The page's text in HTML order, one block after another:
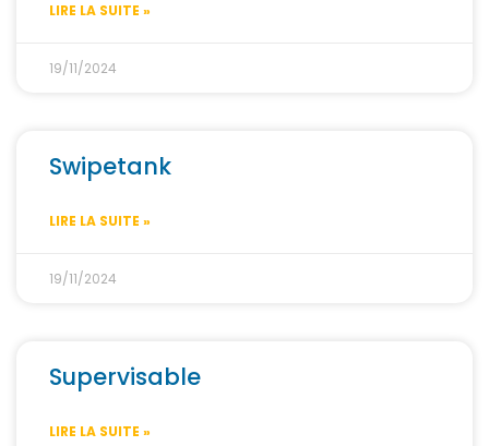
LIRE LA SUITE »
19/11/2024
Swipetank
LIRE LA SUITE »
19/11/2024
Supervisable
LIRE LA SUITE »